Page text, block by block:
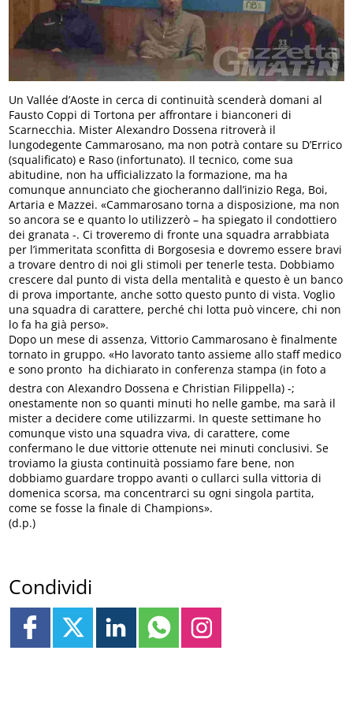
Un Vallée d’Aoste in cerca di continuità scenderà domani al
Fausto Coppi di Tortona per affrontare i bianconeri di
Scarnecchia. Mister Alexandro Dossena ritroverà il
lungodegente Cammarosano, ma non potrà contare su D’Errico
(squalificato) e Raso (infortunato). Il tecnico, come sua
abitudine, non ha ufficializzato la formazione, ma ha
comunque annunciato che giocheranno dall’inizio Rega, Boi,
Artaria e Mazzei. «Cammarosano torna a disposizione, ma non
so ancora se e quanto lo utilizzerò – ha spiegato il condottiero
dei granata -. Ci troveremo di fronte una squadra arrabbiata
per l’immeritata sconfitta di Borgosesia e dovremo essere bravi
a trovare dentro di noi gli stimoli per tenerle testa. Dobbiamo
crescere dal punto di vista della mentalità e questo è un banco
di prova importante, anche sotto questo punto di vista. Voglio
una squadra di carattere, perché chi lotta può vincere, chi non
lo fa ha già perso».
Dopo un mese di assenza, Vittorio Cammarosano è finalmente
tornato in gruppo. «Ho lavorato tanto assieme allo staff medico
e sono pronto  ha dichiarato in conferenza stampa (in foto a
destra con Alexandro Dossena e Christian Filippella) -;
onestamente non so quanti minuti ho nelle gambe, ma sarà il
mister a decidere come utilizzarmi. In queste settimane ho
comunque visto una squadra viva, di carattere, come
confermano le due vittorie ottenute nei minuti conclusivi. Se
troviamo la giusta continuità possiamo fare bene, non
dobbiamo guardare troppo avanti o cullarci sulla vittoria di
domenica scorsa, ma concentrarci su ogni singola partita,
come se fosse la finale di Champions».
(d.p.)
Condividi